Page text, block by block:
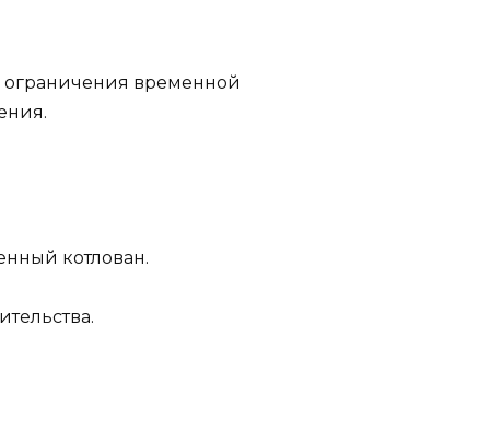
ограничения временной
котлован.